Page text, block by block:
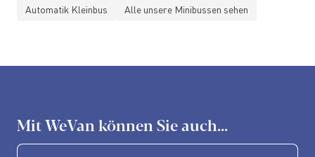
Automatik Kleinbus
Alle unsere Minibussen sehen
Mit WeVan können Sie auch...